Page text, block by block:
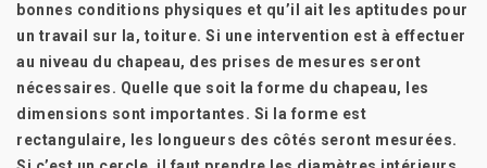
bonnes conditions physiques et qu’il ait les aptitudes pour
un travail sur la, toiture. Si une intervention est à effectuer
au niveau du chapeau, des prises de mesures seront
nécessaires. Quelle que soit la forme du chapeau, les
dimensions sont importantes. Si la forme est
rectangulaire, les longueurs des côtés seront mesurées.